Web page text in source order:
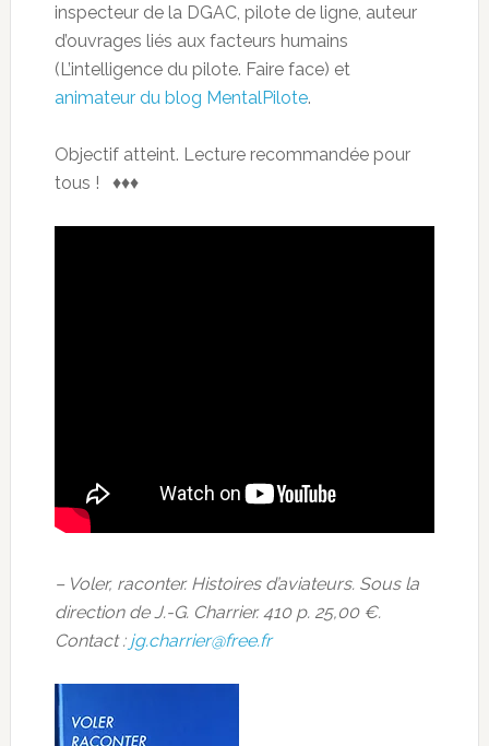
inspecteur de la DGAC, pilote de ligne, auteur
d’ouvrages liés aux facteurs humains
(L’intelligence du pilote. Faire face) et
animateur du blog MentalPilote.
Objectif atteint. Lecture recommandée pour
tous ! ♦♦♦
– Voler, raconter. Histoires d’aviateurs. Sous la
direction de J.-G. Charrier. 410 p. 25,00 €.
Contact : jg.charrier@free.fr